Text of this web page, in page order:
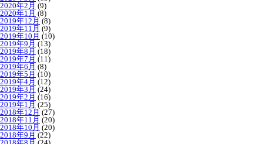
2020年2月 (9)
2020年1月 (8)
2019年12月 (8)
2019年11月 (9)
2019年10月 (10)
2019年9月 (13)
2019年8月 (18)
2019年7月 (11)
2019年6月 (8)
2019年5月 (10)
2019年4月 (12)
2019年3月 (24)
2019年2月 (16)
2019年1月 (25)
2018年12月 (27)
2018年11月 (20)
2018年10月 (20)
2018年9月 (22)